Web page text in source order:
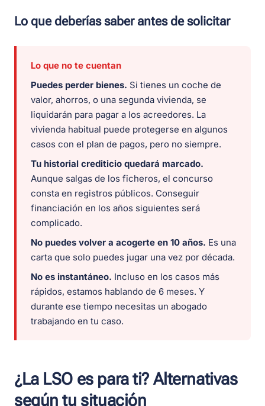
Lo que deberías saber antes de solicitar
Lo que no te cuentan
Puedes perder bienes. Si tienes un coche de
valor, ahorros, o una segunda vivienda, se
liquidarán para pagar a los acreedores. La
vivienda habitual puede protegerse en algunos
casos con el plan de pagos, pero no siempre.
Tu historial crediticio quedará marcado.
Aunque salgas de los ficheros, el concurso
consta en registros públicos. Conseguir
financiación en los años siguientes será
complicado.
No puedes volver a acogerte en 10 años. Es una
carta que solo puedes jugar una vez por década.
No es instantáneo. Incluso en los casos más
rápidos, estamos hablando de 6 meses. Y
durante ese tiempo necesitas un abogado
trabajando en tu caso.
¿La LSO es para ti? Alternativas
según tu situación